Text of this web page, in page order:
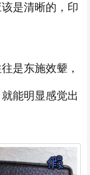
是清晰的，印
是东施效颦，
能明显感觉出